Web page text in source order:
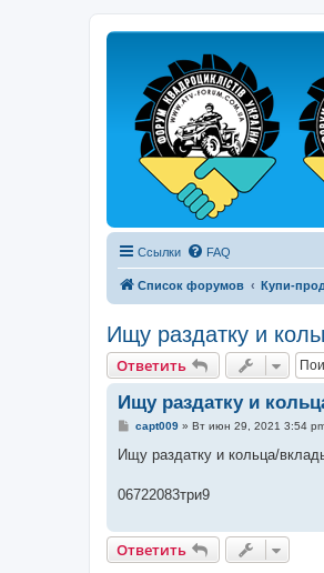
Ссылки FAQ
Список форумов Купи-
Ищу раздатку и
Ответить
Ищу раздатку и
С
о
е
е
capt009» Вт июн 29, 2021 3:54
Ищу раздатку и кольца/
06722083три9
Ответить